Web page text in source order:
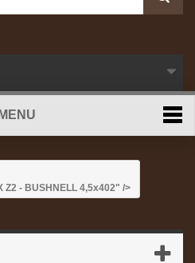
MENU
Z2 - BUSHNELL 4,5x402" />